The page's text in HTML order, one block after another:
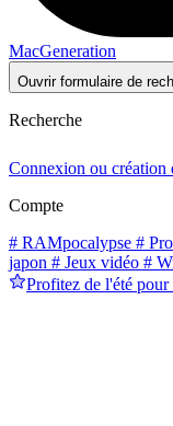
MacGeneration
Ouvrir formulaire de
Recherche
Connexion ou création
Compte
# RAMpocalypse #
japon # Jeux vidéo #
Profitez de l'été